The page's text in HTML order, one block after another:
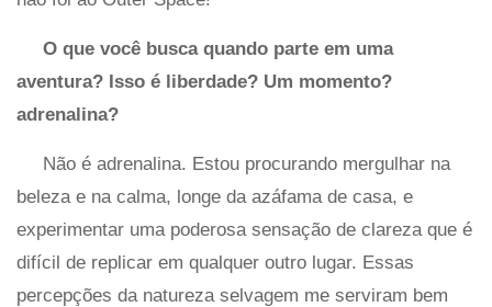
O que você busca quando parte em uma
aventura? Isso é liberdade? Um momento?
adrenalina?
Não é adrenalina. Estou procurando mergulhar na
beleza e na calma, longe da azáfama de casa, e
experimentar uma poderosa sensação de clareza que é
difícil de replicar em qualquer outro lugar. Essas
percepções da natureza selvagem me serviram bem